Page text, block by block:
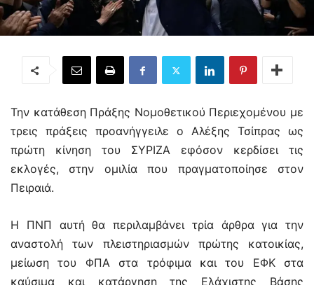
Την κατάθεση Πράξης Νομοθετικού Περιεχομένου με
τρεις πράξεις προανήγγειλε ο Αλέξης Τσίπρας ως
πρώτη κίνηση του ΣΥΡΙΖΑ εφόσον κερδίσει τις
εκλογές, στην ομιλία που πραγματοποίησε στον
Πειραιά.
Η ΠΝΠ αυτή θα περιλαμβάνει τρία άρθρα για την
αναστολή των πλειστηριασμών πρώτης κατοικίας,
μείωση του ΦΠΑ στα τρόφιμα και του ΕΦΚ στα
καύσιμα και κατάργηση της Ελάχιστης Βάσης